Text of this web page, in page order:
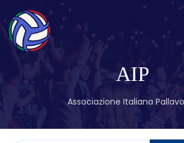
AIP
Associazione Italiana